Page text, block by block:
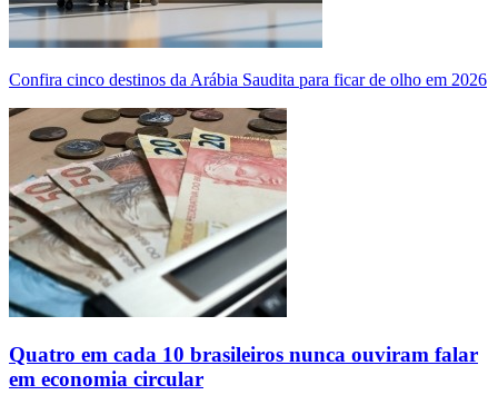
Confira cinco destinos da Arábia Saudita para ficar de olho em 2026
Quatro em cada 10 brasileiros nunca ouviram falar
em economia circular